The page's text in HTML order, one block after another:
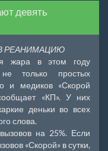
девять
РЕАНИМАЦИЮ
жара в этом году
только простых
и медиков «Скорой
«КП». У них
деньки во всех
слова.
на 25%. Если
«Скорой» в сутки,